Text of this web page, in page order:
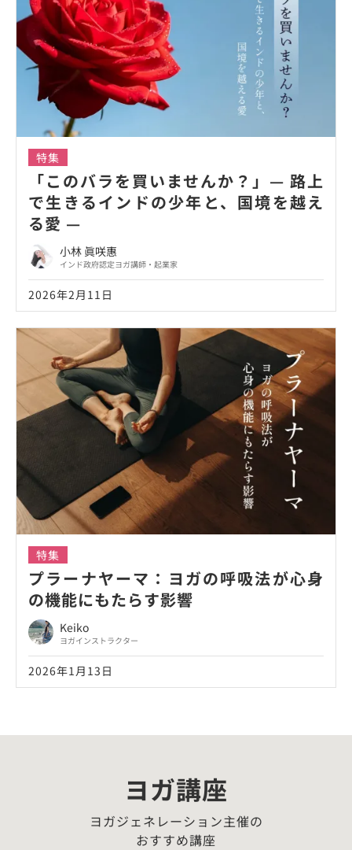
特集
「このバラを買いませんか？」— 路上
で生きるインドの少年と、国境を越え
る愛 —
小林 眞咲惠
インド政府認定ヨガ講師・起業家
2026年2月11日
特集
プラーナヤーマ：ヨガの呼吸法が心身
の機能にもたらす影響
Keiko
ヨガインストラクター
2026年1月13日
ヨガ講座
ヨガジェネレーション主催の
おすすめ講座